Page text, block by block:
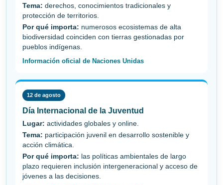
Tema: derechos, conocimientos tradicionales y
protección de territorios.
Por qué importa: numerosos ecosistemas de alta
biodiversidad coinciden con tierras gestionadas por
pueblos indígenas.
Información oficial de Naciones Unidas
12 de agosto
Día Internacional de la Juventud
Lugar: actividades globales y online.
Tema: participación juvenil en desarrollo sostenible y
acción climática.
Por qué importa: las políticas ambientales de largo
plazo requieren inclusión intergeneracional y acceso de
jóvenes a las decisiones.